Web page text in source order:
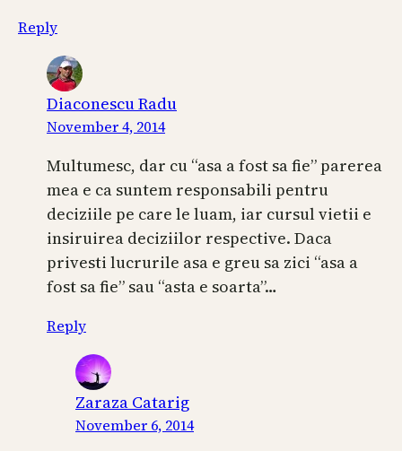
Reply
Diaconescu Radu
November 4, 2014
Multumesc, dar cu “asa a fost sa fie” parerea
mea e ca suntem responsabili pentru
deciziile pe care le luam, iar cursul vietii e
insiruirea deciziilor respective. Daca
privesti lucrurile asa e greu sa zici “asa a
fost sa fie” sau “asta e soarta”…
Reply
Zaraza Catarig
November 6, 2014